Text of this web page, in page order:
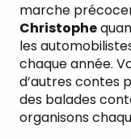
marche
Christophe
les
chaque année.
d’autres contes
des balades
organisons